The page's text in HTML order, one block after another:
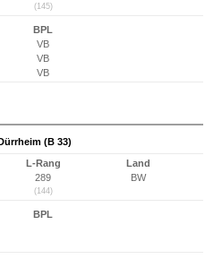
(145)
BPL
VB
VB
VB
(B 33)
L-Rang
289
(144)
Land
BW
BPL